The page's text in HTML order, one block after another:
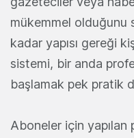
mükemmel olduğunu
kadar yapısı gereği
sistemi, bir anda
başlamak pek pratik
Aboneler için yapılan